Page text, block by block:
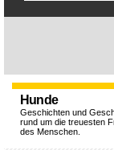
Hunde
Geschichten und
rund um die treuesten
des Menschen.